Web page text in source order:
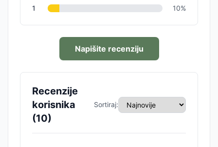
1
10%
Napišite recenziju
Recenzije
korisnika
(10)
Sortiraj: